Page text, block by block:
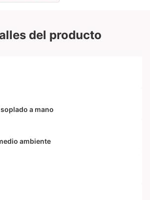
del producto
a mano
ambiente